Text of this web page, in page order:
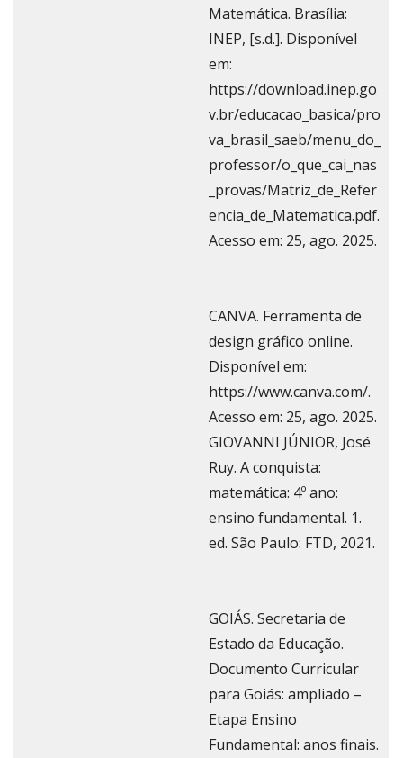
Matemática. Brasília:
INEP, [s.d.]. Disponível
em:
https://download.inep.go
v.br/educacao_basica/pro
va_brasil_saeb/menu_do_
professor/o_que_cai_nas
_provas/Matriz_de_Refer
encia_de_Matematica.pdf.
Acesso em: 25, ago. 2025.
CANVA. Ferramenta de
design gráfico online.
Disponível em:
https://www.canva.com/.
Acesso em: 25, ago. 2025.
GIOVANNI JÚNIOR, José
Ruy. A conquista:
matemática: 4º ano:
ensino fundamental. 1.
ed. São Paulo: FTD, 2021.
GOIÁS. Secretaria de
Estado da Educação.
Documento Curricular
para Goiás: ampliado –
Etapa Ensino
Fundamental: anos finais.